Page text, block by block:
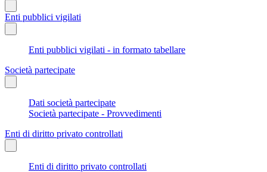
Enti pubblici vigilati
Enti pubblici vigilati - in formato tabellare
Società partecipate
Dati società partecipate
Società partecipate - Provvedimenti
Enti di diritto privato controllati
Enti di diritto privato controllati